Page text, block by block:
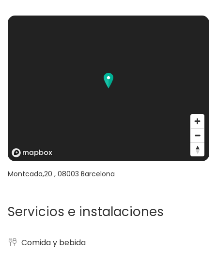
Montcada,20 , 08003 Barcelona
Servicios e instalaciones
Comida y bebida